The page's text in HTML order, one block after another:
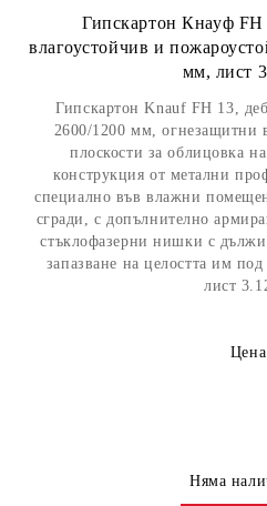
Гипскартон Кнауф
влагоустойчив и
мм, лист
Гипскартон Knauf FH 13,
2600/1200 мм, огнезащитни
плоскости за облицовка
конструкция от метални
специално във влажни
сгради, с допълнително
стъклофазерни нишки с
запазване на целостта им
лист
Цена
Няма